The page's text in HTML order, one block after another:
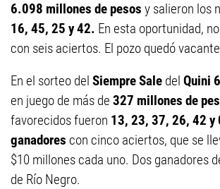
6.098 millones de pesos y salieron los
16, 45, 25 y 42. En esta oportunidad,
con seis aciertos. El pozo quedó
En el sorteo del Siempre Sale del Quini 6
en juego de más de 327 millones de
favorecidos fueron 13, 23, 37, 26, 42 y
ganadores con cinco aciertos, que se
$10 millones cada uno. Dos ganadores
de Río Negro.